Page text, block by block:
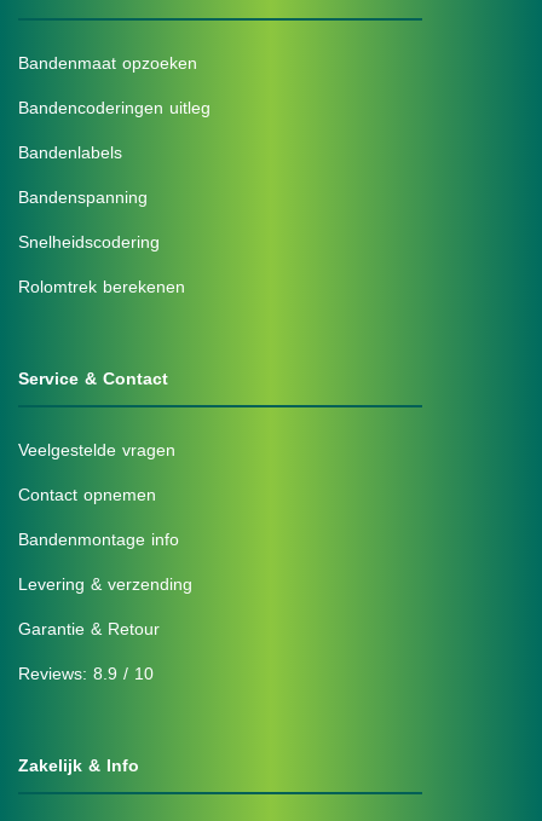
Bandenmaat opzoeken
Bandencoderingen uitleg
Bandenlabels
Bandenspanning
Snelheidscodering
Rolomtrek berekenen
Service & Contact
Veelgestelde vragen
Contact opnemen
Bandenmontage info
Levering & verzending
Garantie & Retour
Reviews: 8.9 / 10
Zakelijk & Info